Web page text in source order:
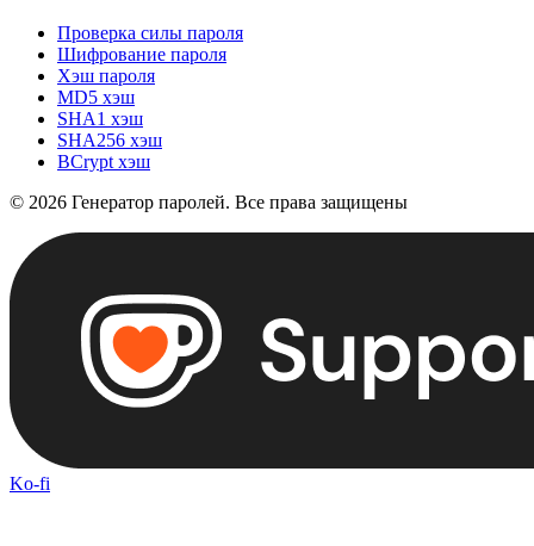
Проверка силы пароля
Шифрование пароля
Хэш пароля
MD5 хэш
SHA1 хэш
SHA256 хэш
BCrypt хэш
© 2026 Генератор паролей. Все права защищены
Ko-fi